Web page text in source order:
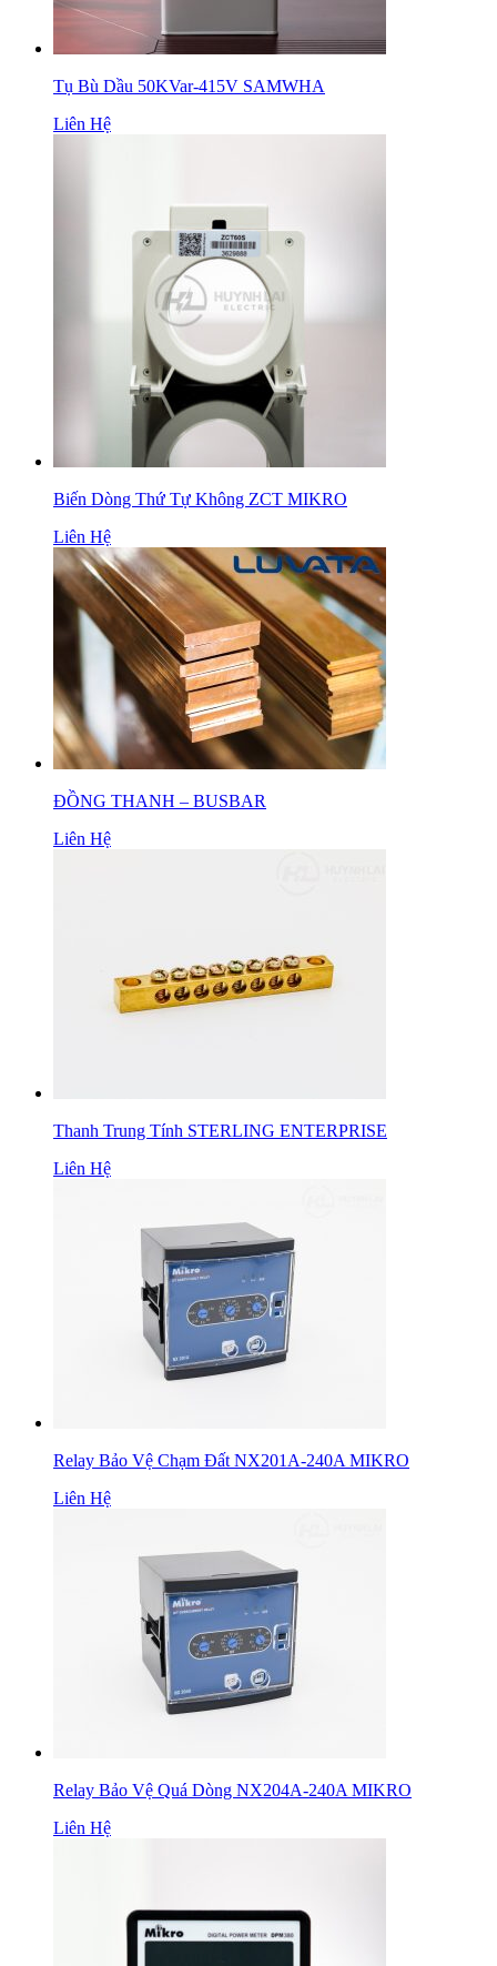
Tụ Bù Dầu 50KVar-415V SAMWHA
Liên Hệ
Biến Dòng Thứ Tự Không ZCT MIKRO
Liên Hệ
ĐỒNG THANH – BUSBAR
Liên Hệ
Thanh Trung Tính STERLING ENTERPRISE
Liên Hệ
Relay Bảo Vệ Chạm Đất NX201A-240A MIKRO
Liên Hệ
Relay Bảo Vệ Quá Dòng NX204A-240A MIKRO
Liên Hệ